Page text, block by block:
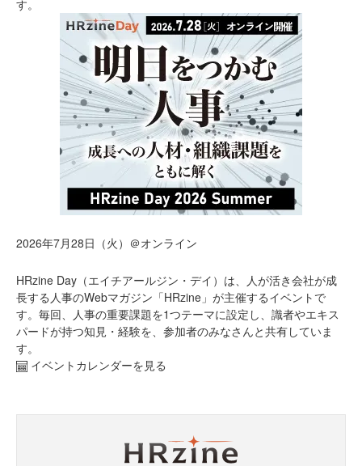
す。
2026年7月28日（火）＠オンライン
HRzine Day（エイチアールジン・デイ）は、人が活き会社が成
長する人事のWebマガジン「HRzine」が主催するイベントで
す。毎回、人事の重要課題を1つテーマに設定し、識者やエキス
パードが持つ知見・経験を、参加者のみなさんと共有していま
す。
イベントカレンダーを見る